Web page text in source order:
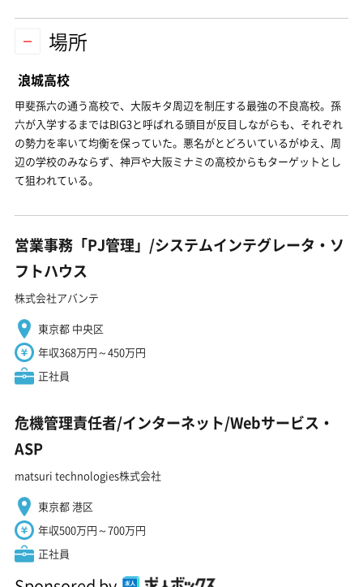
場所
浪城高校
甲斐孫六の通う高校で、大阪キタ周辺を制圧する最強の不良高校。孫
六が入学するまではBIG3と呼ばれる頭目が反目しながらも、それぞれ
の勢力を率いて均衡を保っていた。悪名がとどろいているがゆえ、周
辺の学校のみならず、神戸や大阪ミナミの高校からもターゲットとし
て狙われている。
営業事務「PJ管理」/システムインテグレータ・ソ
フトハウス
株式会社アバンテ
東京都 中央区
年収368万円～450万円
正社員
危機管理責任者/インターネット/Webサービス・
ASP
matsuri technologies株式会社
東京都 港区
年収500万円～700万円
正社員